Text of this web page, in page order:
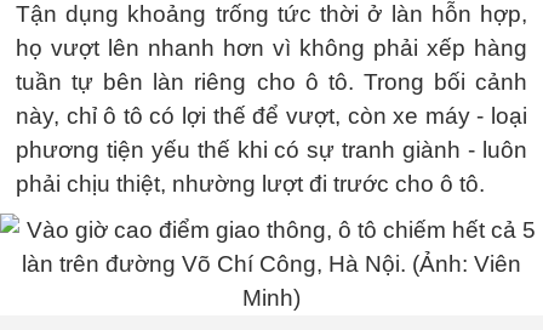
Tận dụng khoảng trống tức thời ở làn hỗn hợp,
họ vượt lên nhanh hơn vì không phải xếp hàng
tuần tự bên làn riêng cho ô tô. Trong bối cảnh
này, chỉ ô tô có lợi thế để vượt, còn xe máy - loại
phương tiện yếu thế khi có sự tranh giành - luôn
phải chịu thiệt, nhường lượt đi trước cho ô tô.